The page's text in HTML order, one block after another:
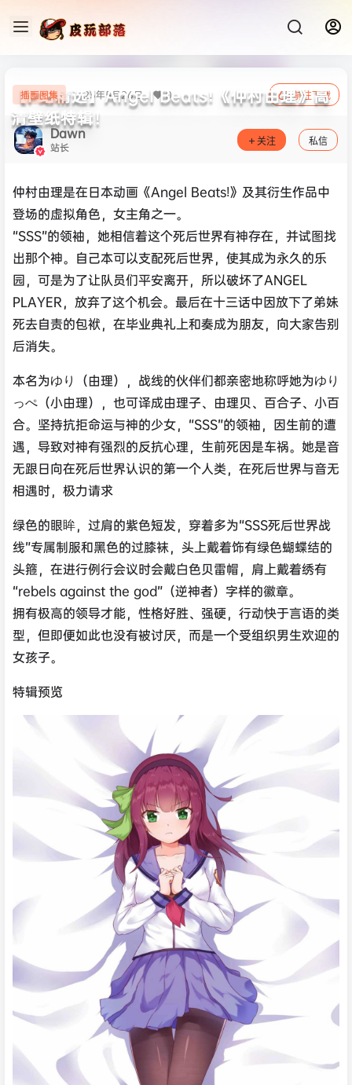
【P站精选】Angel Beats!《仲村由理》高
清壁纸特辑！
插画图集 23年5月26日 0 前往下载
Dawn
站长 关注 私信
仲村由理是在日本动画《Angel Beats!》及其衍生作品中
登场的虚拟角色，女主角之一。
“SSS”的领袖，她相信着这个死后世界有神存在，并试图找
出那个神。自己本可以支配死后世界，使其成为永久的乐
园，可是为了让队员们平安离开，所以破坏了ANGEL
PLAYER，放弃了这个机会。最后在十三话中因放下了弟妹
死去自责的包袱，在毕业典礼上和奏成为朋友，向大家告别
后消失。
本名为ゆり（由理），战线的伙伴们都亲密地称呼她为ゆり
っぺ（小由理），也可译成由理子、由理贝、百合子、小百
合。坚持抗拒命运与神的少女，“SSS”的领袖，因生前的遭
遇，导致对神有强烈的反抗心理，生前死因是车祸。她是音
无跟日向在死后世界认识的第一个人类，在死后世界与音无
相遇时，极力请求
绿色的眼眸，过肩的紫色短发，穿着多为“SSS死后世界战
线”专属制服和黑色的过膝袜，头上戴着饰有绿色蝴蝶结的
头箍，在进行例行会议时会戴白色贝雷帽，肩上戴着绣有
“rebels against the god”（逆神者）字样的徽章。
拥有极高的领导才能，性格好胜、强硬，行动快于言语的类
型，但即便如此也没有被讨厌，而是一个受组织男生欢迎的
女孩子。
特辑预览